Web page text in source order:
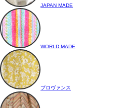
JAPAN MADE
WORLD MADE
プロヴァンス